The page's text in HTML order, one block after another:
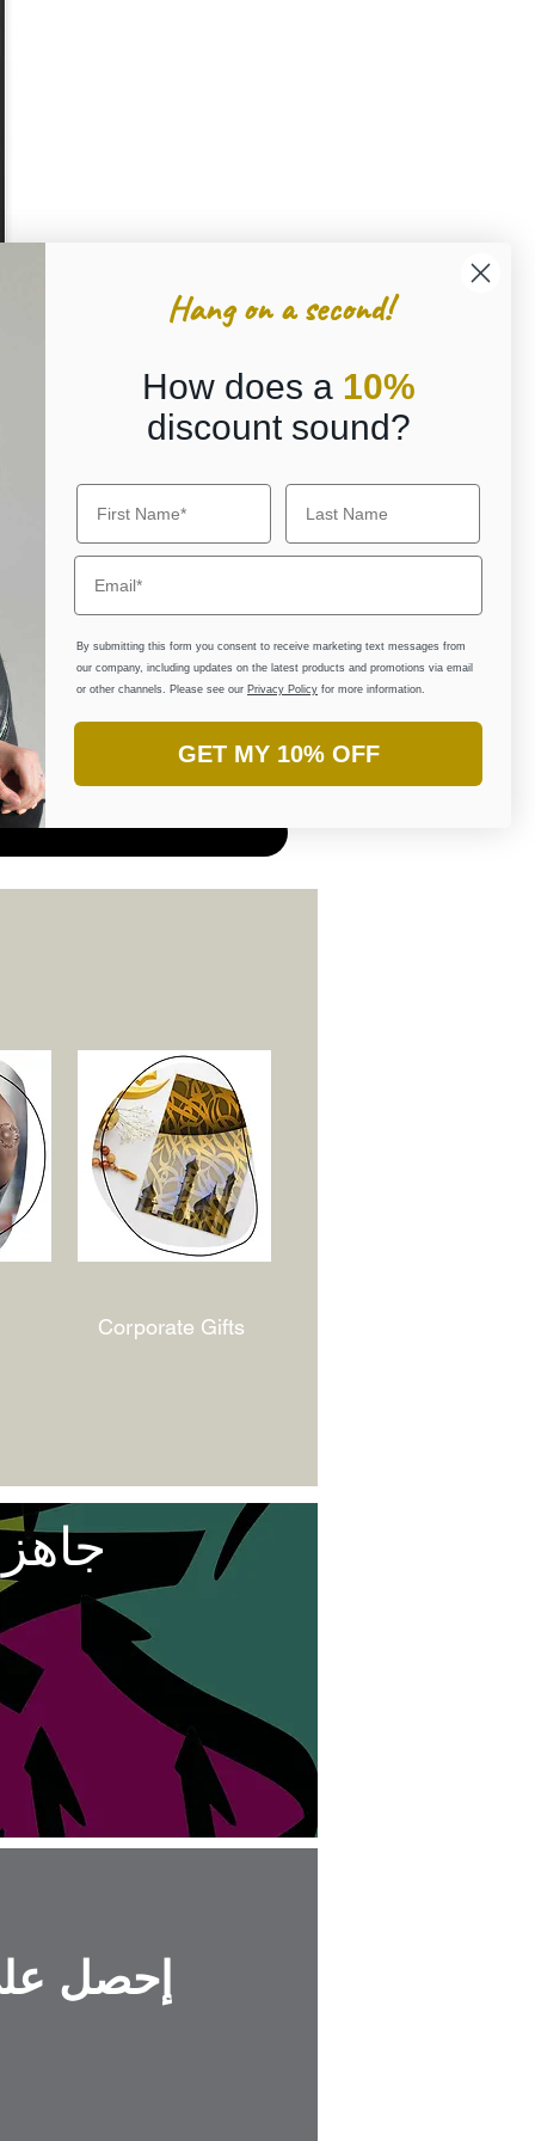
Corporate Gifts
إحصل
Hang on a second!
How does a 10%
discount sound?
By submitting this form you consent to receive marketing text messages from
our company, including updates on the latest products and promotions via email
or other channels. Please see our Privacy Policy for more information.
GET MY 10% OFF